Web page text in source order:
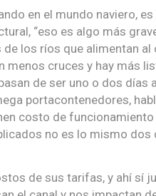
en el mundo naviero, es
“eso es algo más
los ríos que alimentan al
menos cruces y hay más
de ser uno o dos días
portacontenedores,
costo de funcionamiento
no es lo mismo dos
de sus tarifas, y ahí sí